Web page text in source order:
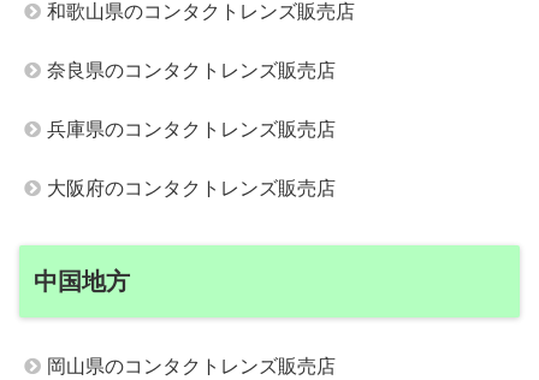
和歌山県のコンタクトレンズ販売店
奈良県のコンタクトレンズ販売店
兵庫県のコンタクトレンズ販売店
大阪府のコンタクトレンズ販売店
中国地方
岡山県のコンタクトレンズ販売店